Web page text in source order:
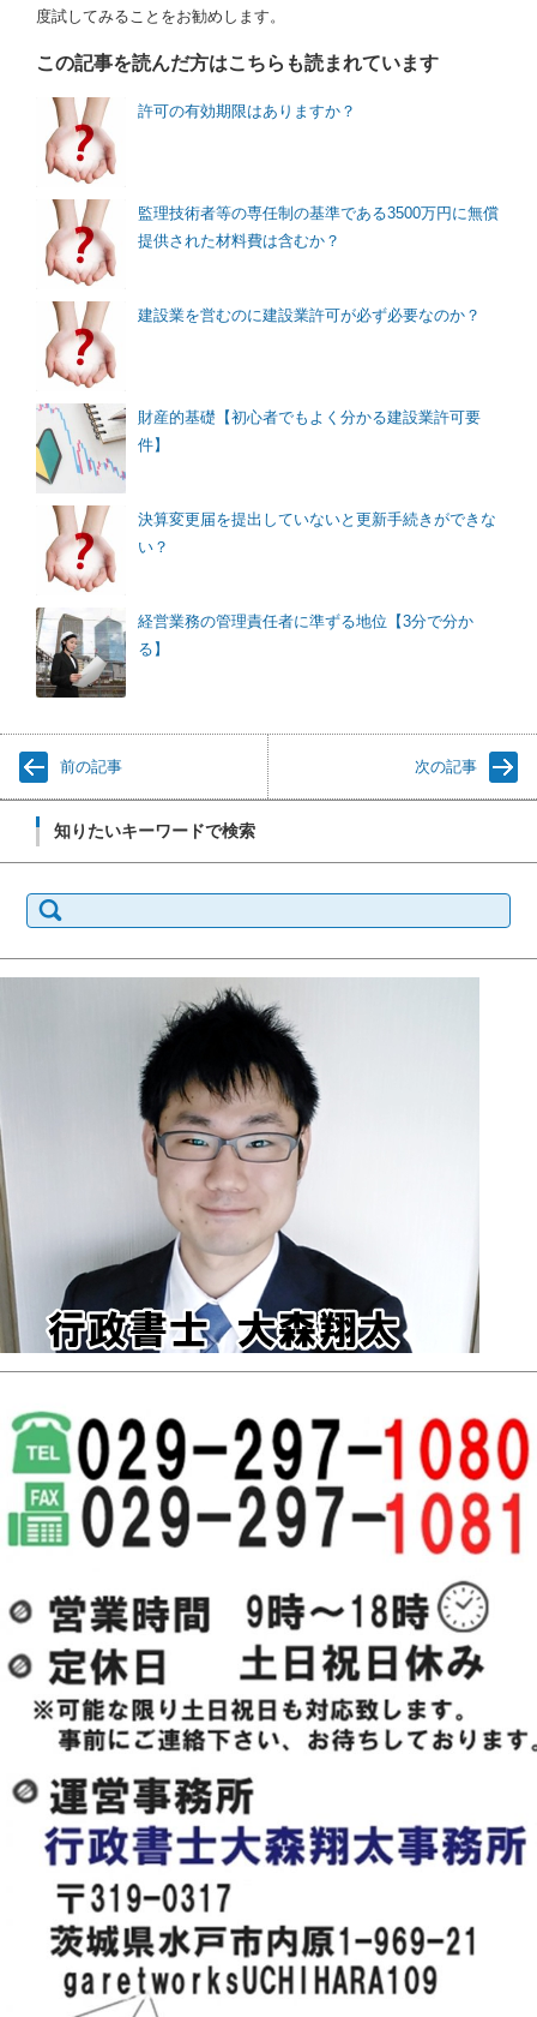
度試してみることをお勧めします。
この記事を読んだ方はこちらも読まれています
許可の有効期限はありますか？
監理技術者等の専任制の基準である3500万円に無償
提供された材料費は含むか？
建設業を営むのに建設業許可が必ず必要なのか？
財産的基礎【初心者でもよく分かる建設業許可要
件】
決算変更届を提出していないと更新手続きができな
い？
経営業務の管理責任者に準ずる地位【3分で分か
る】
前の記事 次の記事
知りたいキーワードで検索
索: